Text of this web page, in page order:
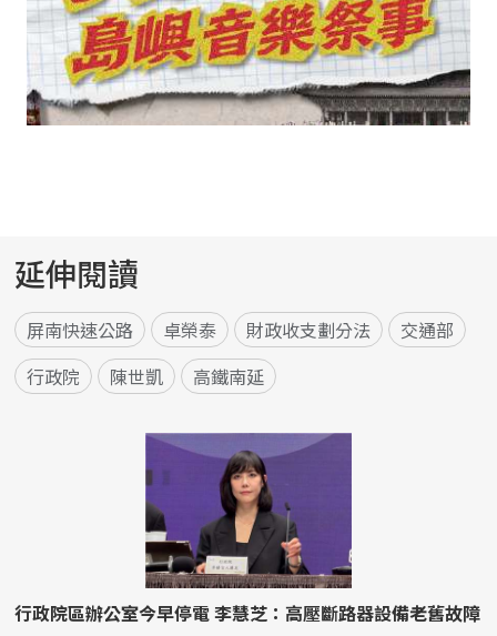
延伸閱讀
屏南快速公路 卓榮泰 財政收支劃分法
交通部
行政院
陳世凱 高鐵南延
行政院區辦公室今早停電 李慧芝：高壓斷路器設備老舊故障